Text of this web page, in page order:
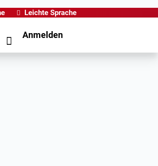
Leichte Sprache
Anmelden